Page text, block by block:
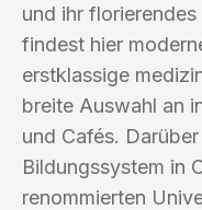
und ihr
findest hier
erstklassige
breite Auswahl an
und Cafés.
Bildungssystem in
renommierten